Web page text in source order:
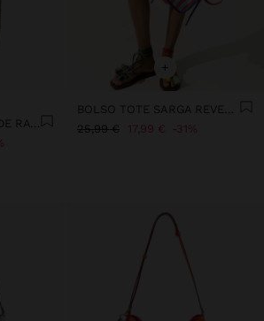
BOLSO BOMBONERA DE RATTAN CON BAMBÚ
+
BOLSO TOTE SARGA REVERSIBLE A RAYAS
25,99 €
17,99 € 31%